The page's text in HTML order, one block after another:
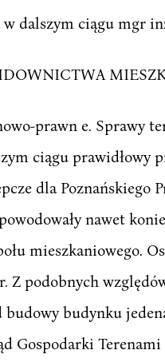
dalszym ciągu mgr
prawn e. Sprawy
ciągu prawidłowy
dla
nawet
mieszkaniowego.
Z podobnych
budowy budynku
Gospodarki